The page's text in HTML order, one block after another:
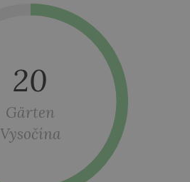
20
Gärten
Vysočína